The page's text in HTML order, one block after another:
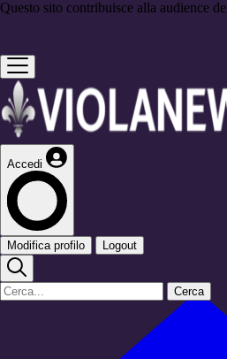
Questo sito contribuisce alla audience de
Accedi
Modifica profilo Logout
Cerca